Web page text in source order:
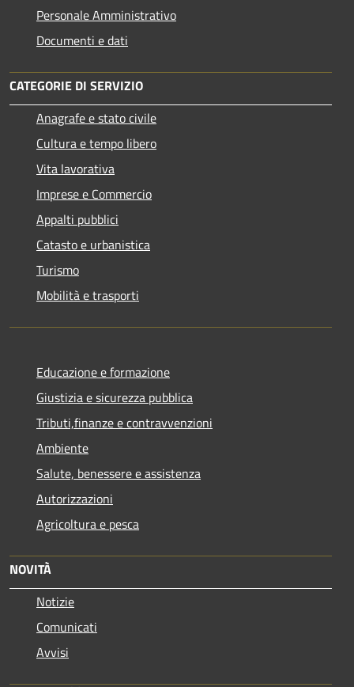
Personale Amministrativo
Documenti e dati
CATEGORIE DI SERVIZIO
Anagrafe e stato civile
Cultura e tempo libero
Vita lavorativa
Imprese e Commercio
Appalti pubblici
Catasto e urbanistica
Turismo
Mobilità e trasporti
Educazione e formazione
Giustizia e sicurezza pubblica
Tributi,finanze e contravvenzioni
Ambiente
Salute, benessere e assistenza
Autorizzazioni
Agricoltura e pesca
NOVITÀ
Notizie
Comunicati
Avvisi